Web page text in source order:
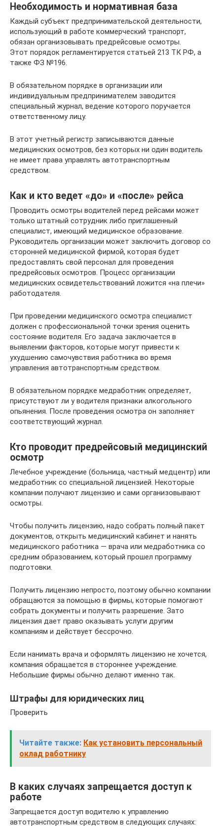
Необходимость и нормативная база
Каждый субъект предпринимательской деятельности,
использующий в работе коммерческий транспорт,
обязан организовывать предрейсовые осмотры.
Этот порядок регламентируется статьей 213 ТК РФ, а
также ФЗ №196.
В обязательном порядке в организации или
индивидуальным предпринимателем заводится
специальный журнал, ведение которого поручается
ответственному лицу.
В этот учетный регистр записываются данные
медицинских осмотров, без которых ни один водитель
не имеет права управлять автотранспортным
средством.
Как и кто ведет «до» и «после» рейса
Проводить осмотры водителей перед рейсами может
только штатный сотрудник либо приглашенный
специалист, имеющий медицинское образование.
Руководитель организации может заключить договор со
сторонней медицинской фирмой, которая будет
предоставлять свой персонал для проведения
предрейсовых осмотров. Процесс организации
медицинских освидетельствований ложится «на плечи»
работодателя.
При проведении медицинского осмотра специалист
должен с профессиональной точки зрения оценить
состояние водителя. Его задача заключается в
выявлении факторов, которые могут привести к
ухудшению самочувствия работника во время
управления автотранспортным средством.
В обязательном порядке медработник определяет,
присутствуют ли у водителя признаки алкогольного
опьянения. После проведения осмотра он заполняет
соответствующий журнал.
Кто проводит предрейсовый медицинский
осмотр
Лечебное учреждение (больница, частный медцентр) или
медработник со специальной лицензией. Некоторые
компании получают лицензию и сами организовывают
осмотры.
Чтобы получить лицензию, надо собрать полный пакет
документов, открыть медицинский кабинет и нанять
медицинского работника — врача или медработника со
средним образованием, который прошел программу
подготовки.
Получить лицензию непросто, поэтому обычно компании
обращаются за помощью в фирмы, которые помогают
собрать документы и получить разрешение. Зато
лицензия дает право оказывать услуги другим
компаниям и действует бессрочно.
Если нанимать врача и оформлять лицензию не хочется,
компания обращается в стороннее учреждение.
Небольшие фирмы обычно делают именно так.
Штрафы для юридических лиц
Проверить
Читайте также: Как установить персональный
оклад работнику
В каких случаях запрещается доступ к
работе
Запрещается доступ водителю к управлению
автотранспортным средством в следующих случаях: